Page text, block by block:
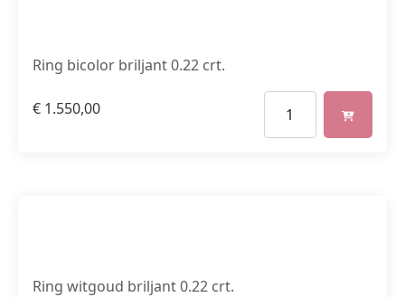
Ring bicolor briljant 0.22 crt.
€ 1.550,00
Ring witgoud briljant 0.22 crt.